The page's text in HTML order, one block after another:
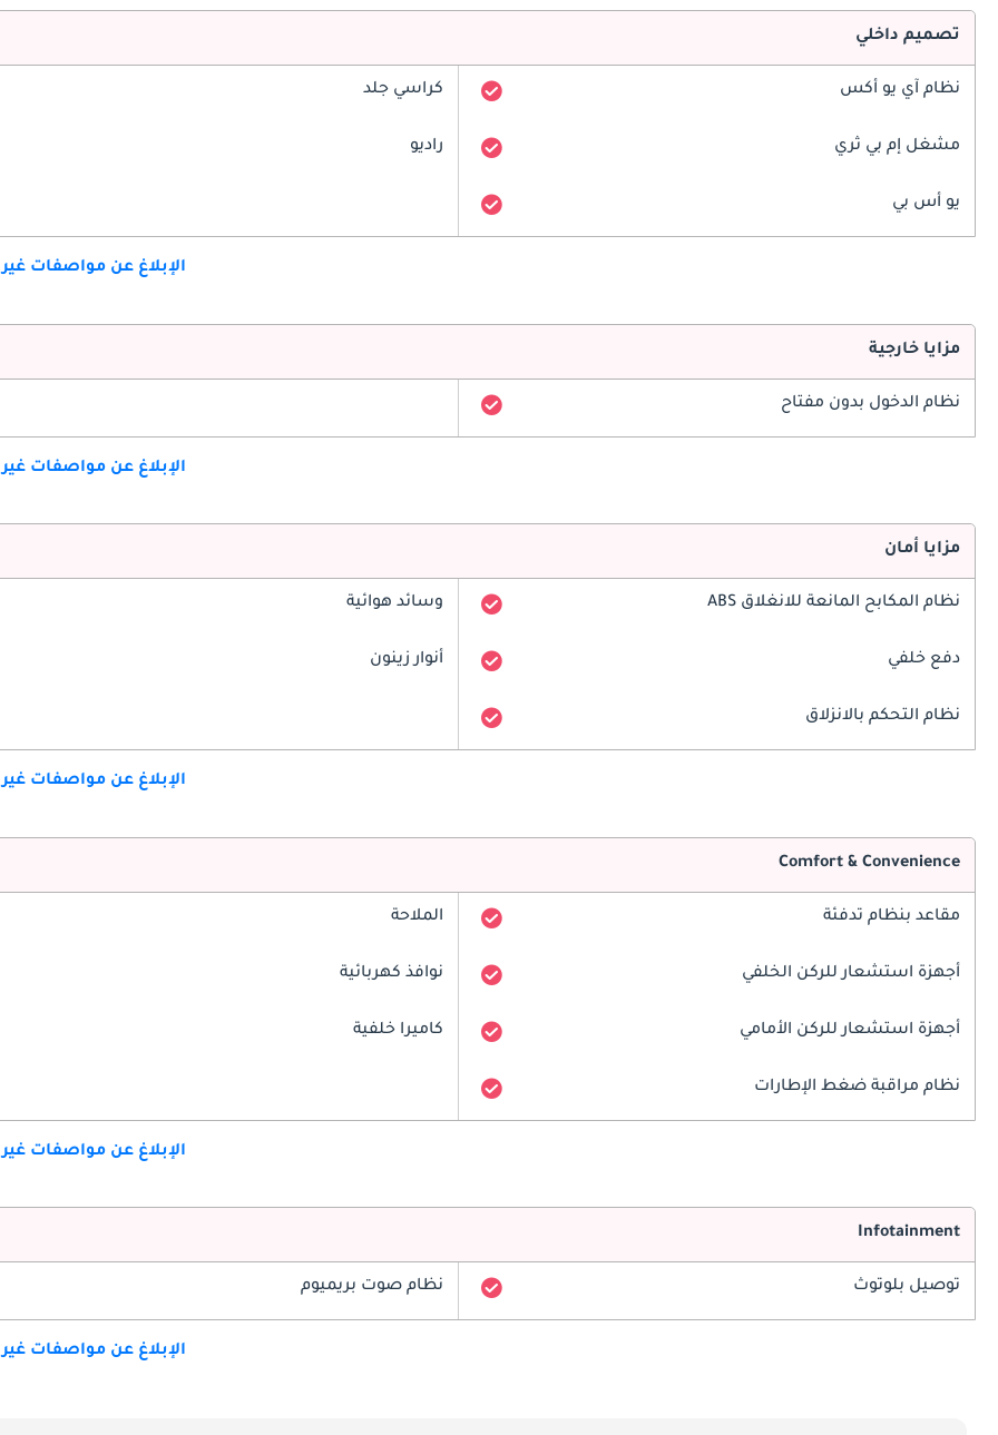
تصميم داخلي
نظام آي يو أكس كراسي جلد
مشغل إم بي ثري راديو
يو أس بي
الإبلاغ عن مواصفات
مزايا خارجية
نظام الدخول بدون مفتاح
الإبلاغ عن مواصفات
مزايا أمان
نظام المكابح المانعة للانغلاق ABS وسائد هوائية
دفع خلفي أنوار زينون
نظام التحكم بالانزلاق
الإبلاغ عن مواصفات
Comfort & Convenience
مقاعد بنظام تدفئة الملاحة
أجهزة استشعار للركن الخلفي نوافذ كهربائية
أجهزة استشعار للركن الأمامي كاميرا خلفية
نظام مراقبة ضغط الإطارات
الإبلاغ عن مواصفات
Infotainment
توصيل بلوتوث نظام صوت بريميوم
الإبلاغ عن مواصفات